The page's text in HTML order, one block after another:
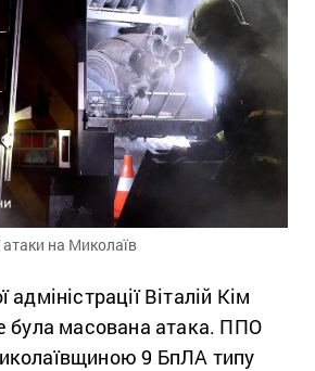
атаки на Миколаїв
Віталій Кім
була масована атака. ППО
9 БпЛА типу